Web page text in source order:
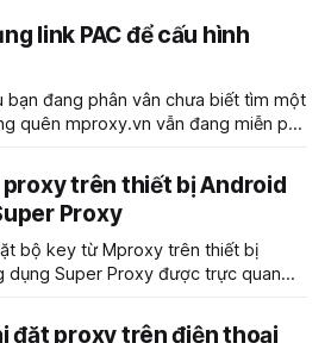
dễ dàng và nhanh chóng.
link PAC để cấu hình
quên mproxy.vn vẫn đang miễn phí
Nam, dải IP rộng
trên thiết bị Android
Proxy
bộ key từ Mproxy trên thiết bị
dụng Super Proxy được trực quan
đặt proxy trên điện thoại